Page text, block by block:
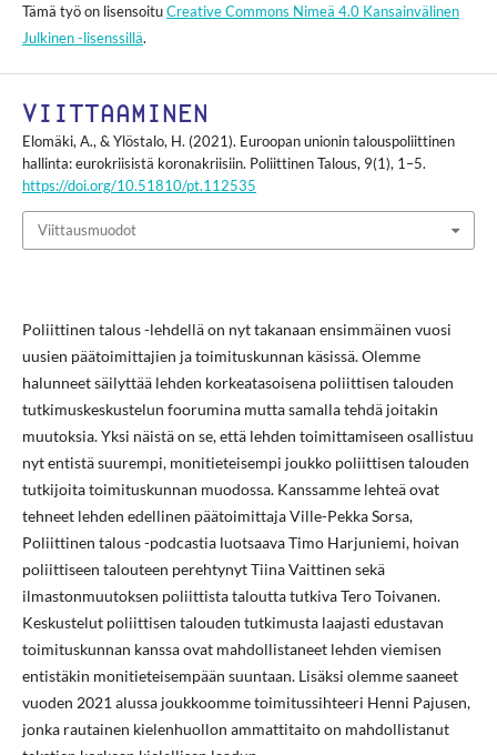
Tämä työ on lisensoituCreative Commons Nimeä 4.0 Kansainvälinen
Julkinen -lisenssillä.
VIITTAAMINEN
Elomäki, A., & Ylöstalo, H. (2021). Euroopan unionin talouspoliittinen
hallinta: eurokriisistä koronakriisiin. Poliittinen Talous, 9(1), 1–5.
https://doi.org/10.51810/pt.112535
Viittausmuodot
Poliittinen talous -lehdellä on nyt takanaan ensimmäinen vuosi
uusien päätoimittajien ja toimituskunnan käsissä. Olemme
halunneet säilyttää lehden korkeatasoisena poliittisen talouden
tutkimuskeskustelun foorumina mutta samalla tehdä joitakin
muutoksia. Yksi näistä on se, että lehden toimittamiseen osallistuu
nyt entistä suurempi, monitieteisempi joukko poliittisen talouden
tutkijoita toimituskunnan muodossa. Kanssamme lehteä ovat
tehneet lehden edellinen päätoimittaja Ville-Pekka Sorsa,
Poliittinen talous -podcastia luotsaava Timo Harjuniemi, hoivan
poliittiseen talouteen perehtynyt Tiina Vaittinen sekä
ilmastonmuutoksen poliittista taloutta tutkiva Tero Toivanen.
Keskustelut poliittisen talouden tutkimusta laajasti edustavan
toimituskunnan kanssa ovat mahdollistaneet lehden viemisen
entistäkin monitieteisempään suuntaan. Lisäksi olemme saaneet
vuoden 2021 alussa joukkoomme toimitussihteeri Henni Pajusen,
jonka rautainen kielenhuollon ammattitaito on mahdollistanut